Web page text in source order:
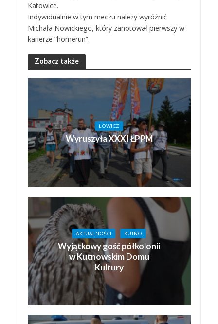
Katowice.
Indywidualnie w tym meczu należy wyróżnić
Michała Nowickiego, który zanotował pierwszy w
karierze “homerun”.
Zobacz także
ŁOWICZ
Wyruszyła XXXI ŁPPM
AKTUALNOŚCI KUTNO
Wyjątkowy gość półkolonii
w Kutnowskim Domu
Kultury